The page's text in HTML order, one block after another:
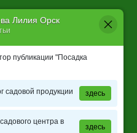
Лилия Орск
публикации "Посадка
садовой продукции здесь
центра в
здесь